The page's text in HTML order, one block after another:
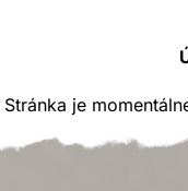
Stránka je